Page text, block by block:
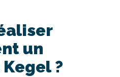
un
?